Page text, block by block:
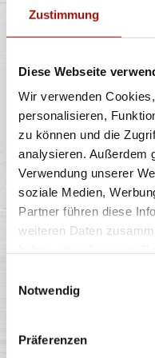
Zustimmung
Diese Webseite
Wir verwenden
personalisieren,
zu können und die
analysieren. Außerdem
Verwendung unserer
soziale Medien,
Partner führen diese
weiteren Daten
Notwendig
Präferenzen
Soft Bun, Homestyle
Tomaten,
einfach
16,40 €
inkl. 0,25 € Pfand
CRISPY